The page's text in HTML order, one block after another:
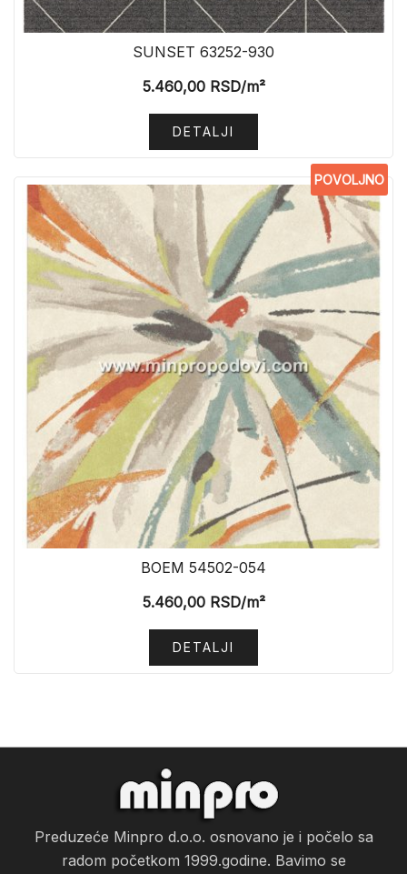
SUNSET 63252-930
5.460,00RSD/m²
DETALJI
POVOLJNO
BOEM 54502-054
5.460,00RSD/m²
DETALJI
Preduzeće Minpro d.o.o. osnovano je i počelo sa
radom početkom 1999.godine. Bavimo se